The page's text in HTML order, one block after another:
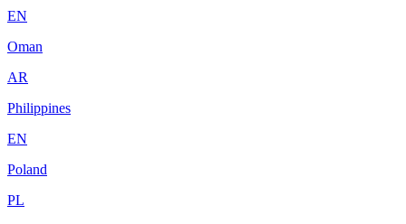
EN
Oman
AR
Philippines
EN
Poland
PL